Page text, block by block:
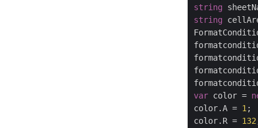
string
string
var color =
color.A = 1 ;
color.R = 132